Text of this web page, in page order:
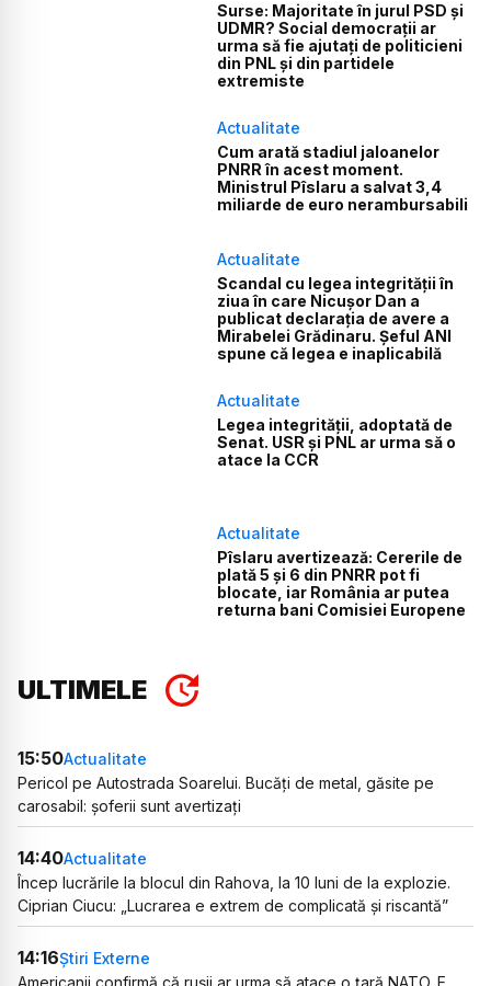
Surse: Majoritate în jurul PSD și
UDMR? Social democrații ar
urma să fie ajutați de politicieni
din PNL și din partidele
extremiste
Actualitate
Cum arată stadiul jaloanelor
PNRR în acest moment.
Ministrul Pîslaru a salvat 3,4
miliarde de euro nerambursabili
Actualitate
Scandal cu legea integrității în
ziua în care Nicușor Dan a
publicat declarația de avere a
Mirabelei Grădinaru. Șeful ANI
spune că legea e inaplicabilă
Actualitate
Legea integrității, adoptată de
Senat. USR și PNL ar urma să o
atace la CCR
Actualitate
Pîslaru avertizează: Cererile de
plată 5 și 6 din PNRR pot fi
blocate, iar România ar putea
returna bani Comisiei Europene
ULTIMELE
15:50Actualitate
Pericol pe Autostrada Soarelui. Bucăți de metal, găsite pe
carosabil: șoferii sunt avertizați
14:40Actualitate
Încep lucrările la blocul din Rahova, la 10 luni de la explozie.
Ciprian Ciucu: „Lucrarea e extrem de complicată și riscantă”
14:16Știri Externe
Americanii confirmă că rușii ar urma să atace o țară NATO. E